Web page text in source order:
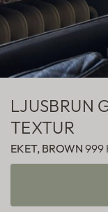
LJUSBRUN
TEXTUR
EKET, BROWN 999